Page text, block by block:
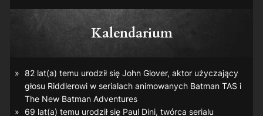
Kalendarium
82 lat(a) temu urodził się John Glover, aktor użyczający
głosu Riddlerowi w serialach animowanych Batman TAS i
The New Batman Adventures
69 lat(a) temu urodził się Paul Dini, twórca serialu